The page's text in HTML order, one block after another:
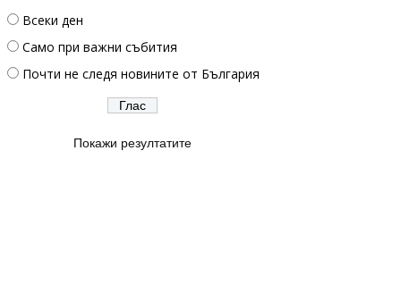
Всеки ден
Само при важни събития
Почти не следя новините от България
Покажи резултатите